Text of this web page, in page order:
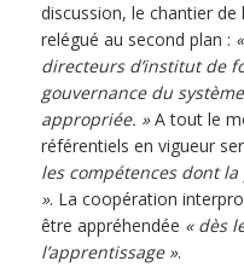
discussion, le chantier
relégué au second plan :
directeurs d’institut de
gouvernance du
appropriée. »A tout le
référentiels en vigueur
les compétences dont
». La coopération
être appréhendée « dès
l’apprentissage ».